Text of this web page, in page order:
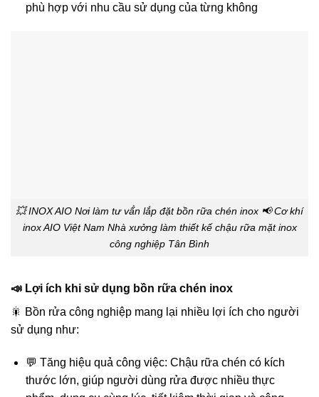
phù hợp với nhu cầu sử dụng của từng không
💥 INOX AIO Nơi làm tư vấ́n lắp đặt bồn rữa chén inox 📢 Cơ khí
inox AIO Việt Nam Nhà xưởng làm thiết kế chậu rữa mặt inox
công nghiệp Tân Bình
📣 Lợi ích khi sử dụng bồn rữa chén inox
🎇 Bồn rửa công nghiệp mang lại nhiều lợi ích cho người
sử dụng như:
💬 Tăng hiệu quả công việc: Chậu rữa chén có kích
thước lớn, giúp người dùng rửa được nhiều thực